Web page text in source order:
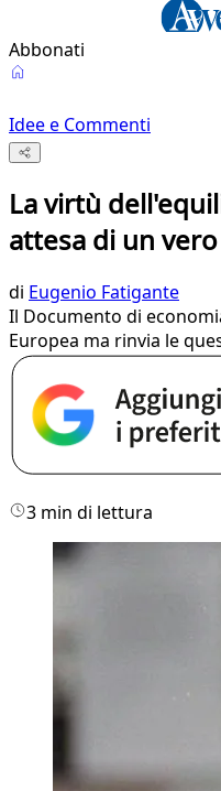
Abbonati
Idee e Commenti
La virtù
attesa di un
di Eugenio Fatigante
Il Documento di
Europea ma rinvia le
3 min di lettura